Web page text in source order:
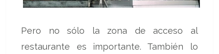
Pero no sólo la zona de acceso al
restaurante es importante. También lo